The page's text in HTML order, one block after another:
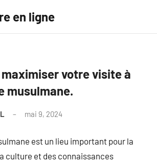
en ligne
votre visite à
musulmane.
mai 9, 2024
est un lieu important pour la
culture et des connaissances